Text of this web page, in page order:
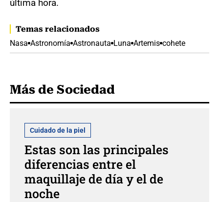
última hora.
Temas relacionados
Nasa Astronomía Astronauta Luna Artemis cohete
Más de Sociedad
Cuidado de la piel
Estas son las principales
diferencias entre el
maquillaje de día y el de
noche